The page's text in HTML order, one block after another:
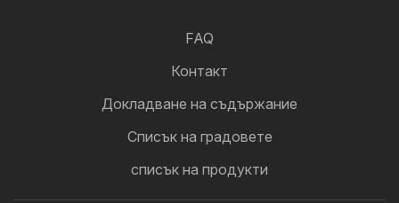
FAQ
Контакт
Докладване на съдържание
Cписък на градовете
списък на продукти